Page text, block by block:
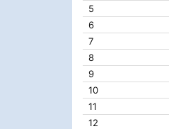
5
6
7
8
9
10
11
12